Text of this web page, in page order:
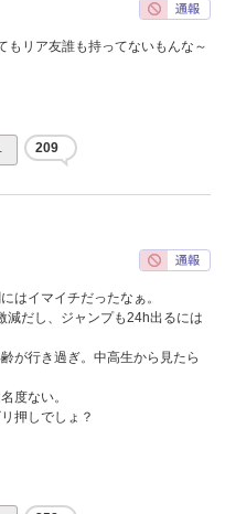
もリア友誰も持ってないもんな～
209
はイマイチだったなぁ。
減だし、ジャンプも24h出るには
が行き過ぎ。中高生から見たら
度ない。
押しでしょ？